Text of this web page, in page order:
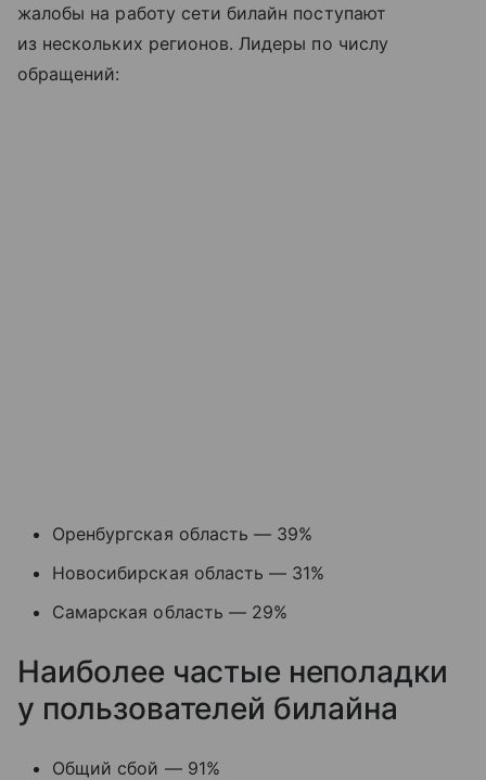
жалобы на работу сети билайн поступают
из нескольких регионов. Лидеры по числу
обращений:
Оренбургская область — 39%
Новосибирская область — 31%
Самарская область — 29%
Наиболее частые неполадки
у пользователей билайна
Общий сбой — 91%